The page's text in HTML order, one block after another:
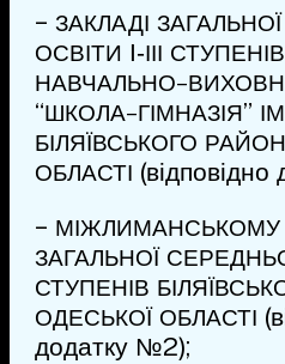
- ЗАКЛАДІ ЗАГАЛЬНОЇ
ОСВІТИ І‑ІІІ СТУПЕНІВ
НАВЧАЛЬНО-
“ШКОЛА-ГІМНАЗІЯ” ІМ
БІЛЯЇВСЬКОГО
ОБЛАСТІ
- МІЖЛИМАНСЬКОМУ
ЗАГАЛЬНОЇ
СТУПЕНІВ
ОДЕСЬКОЇ ОБЛАСТІ
додатку № 2);